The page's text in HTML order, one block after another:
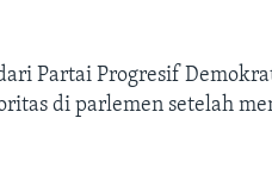
Partai Progresif
di parlemen setelah